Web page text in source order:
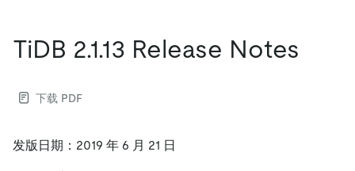
TiDB 2.1.13 Release Notes
下载 PDF
发版日期：2019 年 6 月 21 日